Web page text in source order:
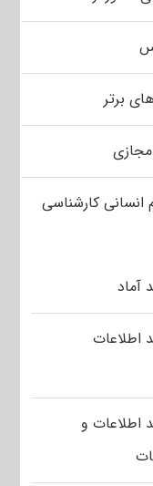
برتر
انسانی کارشناسی
آماد
اطلاعات
اطلاعات و